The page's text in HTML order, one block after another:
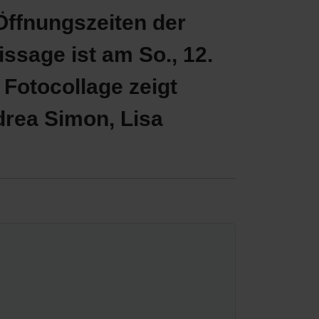
der
ist am So., 12.
zeigt
Simon, Lisa